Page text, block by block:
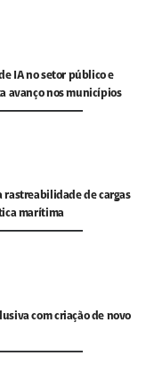
IA no setor público e
avanço nos municípios
rastreabilidade de cargas
marítima
com criação de novo